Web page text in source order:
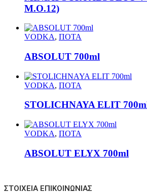
M.O.12)
VODKA, ΠΟΤΑ
ABSOLUT 700ml
VODKA, ΠΟΤΑ
STOLICHNAYA ELIT
VODKA, ΠΟΤΑ
ABSOLUT ELYX 700ml
ΣΤΟΙΧΕΊΑ ΕΠΙΚΟΙΝΩΝΊΑΣ